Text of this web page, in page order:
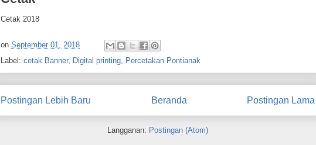
Cetak 2018
on September 01, 2018
Label: cetak Banner, Digital printing, Percetakan Pontianak
Postingan Lebih Baru Postingan Lama
Beranda
Langganan: Postingan (Atom)